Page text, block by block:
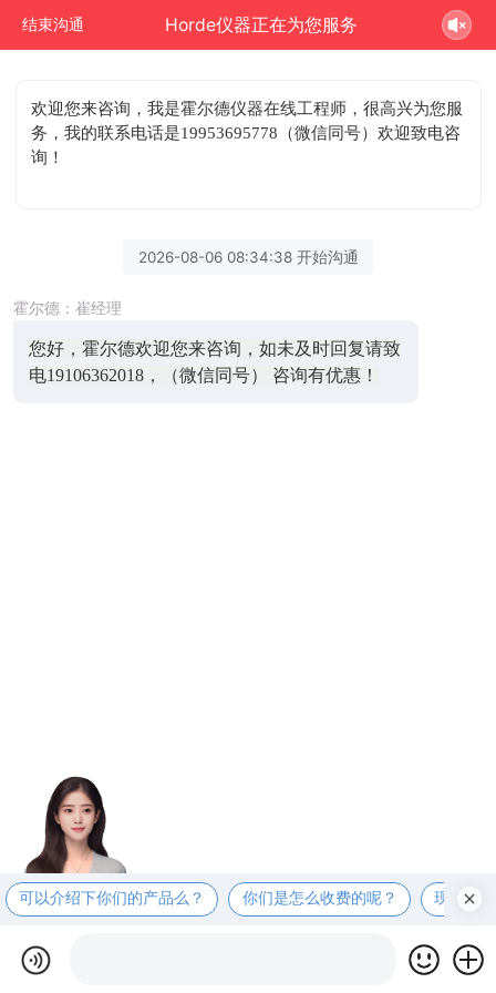
结束沟通 Horde仪器正在为您服务
欢迎您来咨询 ，我是霍尔德仪器在线工程师，很高兴为您服
务，我的联系电话是19953695778（微信同号）欢迎致电咨
询！
2026-08-06 08:34:38 开始沟通
霍尔德：崔经理
您好，霍尔德欢迎您来咨询，如未及时回复请致
电19106362018，（微信同号） 咨询有优惠！
可以介绍下你们的产品么？ 你们是怎么收费的呢？ 现在有